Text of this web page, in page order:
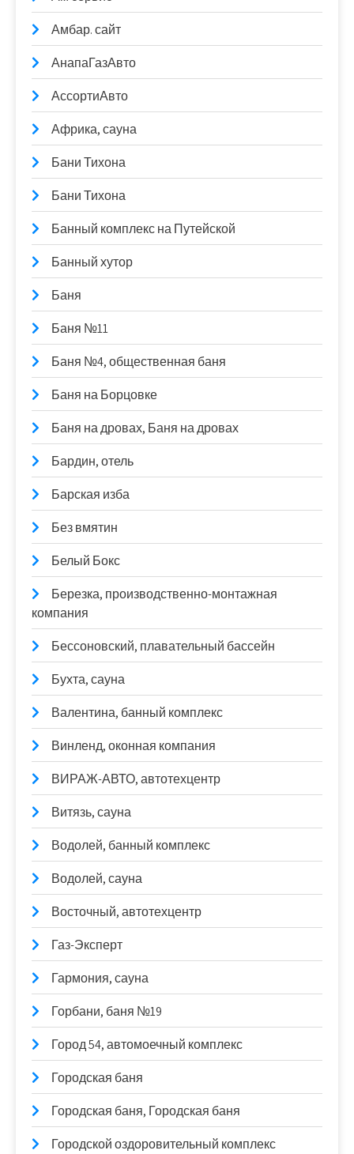
Амбар. сайт
АнапаГазАвто
АссортиАвто
Африка, сауна
Бани Тихона
Бани Тихона
Банный комплекс на Путейской
Банный хутор
Баня
Баня №11
Баня №4, общественная баня
Баня на Борцовке
Баня на дровах, Баня на дровах
Бардин, отель
Барская изба
Без вмятин
Белый Бокс
Березка, производственно-монтажная
компания
Бессоновский, плавательный бассейн
Бухта, сауна
Валентина, банный комплекс
Винленд, оконная компания
ВИРАЖ-АВТО, автотехцентр
Витязь, сауна
Водолей, банный комплекс
Водолей, сауна
Восточный, автотехцентр
Газ-Эксперт
Гармония, сауна
Горбани, баня №19
Город 54, автомоечный комплекс
Городская баня
Городская баня, Городская баня
Городской оздоровительный комплекс